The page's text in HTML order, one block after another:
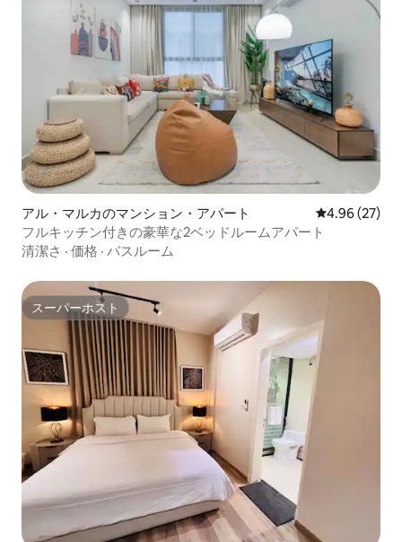
アル・マルカのマンション・アパート レビュー27
4.96 (27)
フルキッチン付きの豪華な2ベッドルームアパート
清潔さ · 価格 · バスルーム
スーパーホスト
スーパーホスト